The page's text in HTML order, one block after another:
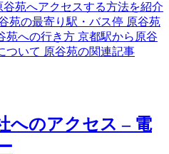
苑へアクセスする方法を紹介
苑の最寄り駅・バス停 原谷苑
苑への行き方 京都駅から原谷
ついて 原谷苑の関連記事
へのアクセス – 電